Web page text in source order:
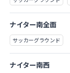
ナイター南全面
サッカーグラウンド
ナイター南西